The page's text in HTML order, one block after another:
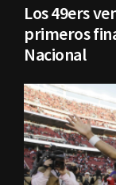
Los 49ers
primeros
Nacional